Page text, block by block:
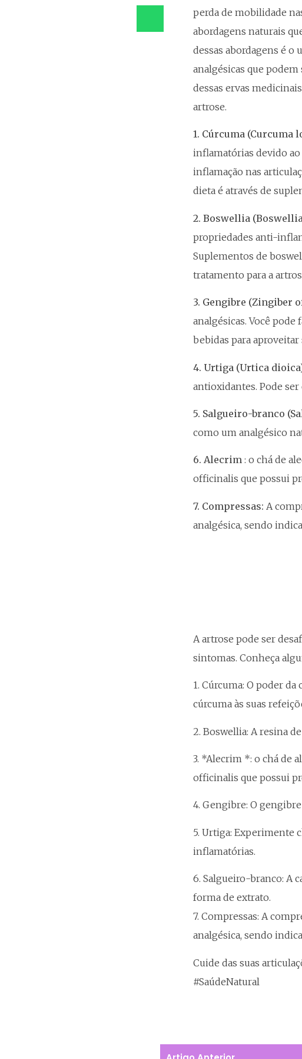
perda de mobilidade
abordagens naturais
dessas abordagens é
analgésicas que
dessas ervas
artrose.
1. Cúrcuma (Curcuma
inflamatórias devido ao
inflamação nas
dieta é através de
2. Boswellia
propriedades anti-
Suplementos de
tratamento para a
3. Gengibre (Zingiber
analgésicas. Você
bebidas para
4. Urtiga (Urtica
antioxidantes. Pode
5. Salgueiro-branco
como um analgésico
6. Alecrim : o chá de
officinalis que possui
7. Compressas: A
analgésica, sendo
A artrose pode ser
sintomas. Conheça
1. Cúrcuma: O poder
cúrcuma às suas
2. Boswellia: A resina
3. *Alecrim *: o chá de
officinalis que possui
4. Gengibre: O
5. Urtiga: Experimente
inflamatórias.
6. Salgueiro-branco: A
forma de extrato.
7. Compressas: A
analgésica, sendo
Cuide das suas
#SaúdeNatural